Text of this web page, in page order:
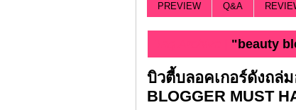
PREVIEW
Q&A
"beauty
บิวตี้บลอคเกอร์ดังถล่
BLOGGER MUST